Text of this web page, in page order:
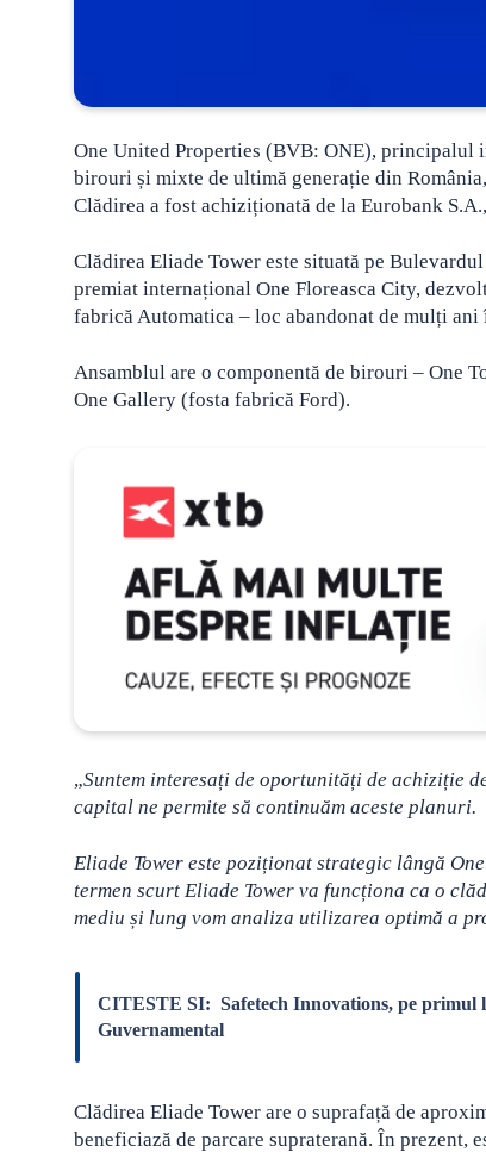
One United Properties (BVB: ONE),
birouri și mixte de ultimă generație din
Clădirea a fost achiziționată de la Eurobank
Clădirea Eliade Tower este situată pe
premiat internațional One Floreasca City,
fabrică Automatica – loc abandonat de mulți
Ansamblul are o componentă de birouri – One
One Gallery (fosta fabrică Ford).
„Suntem interesați de oportunități de achiziție
capital ne permite să continuăm aceste planuri.
Eliade Tower este poziționat strategic lângă
termen scurt Eliade Tower va funcționa ca o
mediu și lung vom analiza utilizarea optimă a
CITESTE SI: Safetech Innovations, pe
Guvernamental
Clădirea Eliade Tower are o suprafață de
beneficiază de parcare supraterană. În